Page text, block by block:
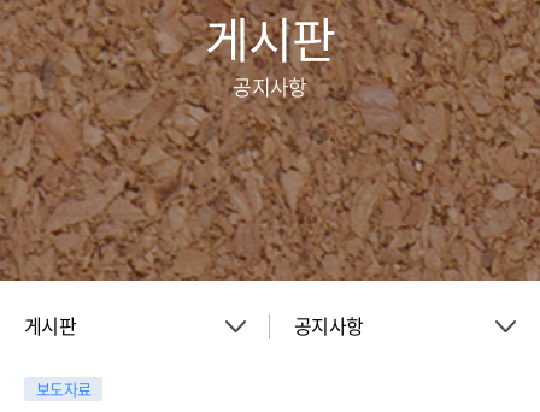
게시판
공지사항
게시판
About
공지사항
보도자료